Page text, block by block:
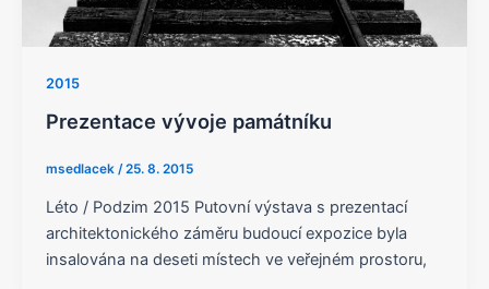
2015
Prezentace vývoje památníku
msedlacek /25. 8. 2015
Léto / Podzim 2015 Putovní výstava s prezentací
architektonického záměru budoucí expozice byla
insalována na deseti místech ve veřejném prostoru,